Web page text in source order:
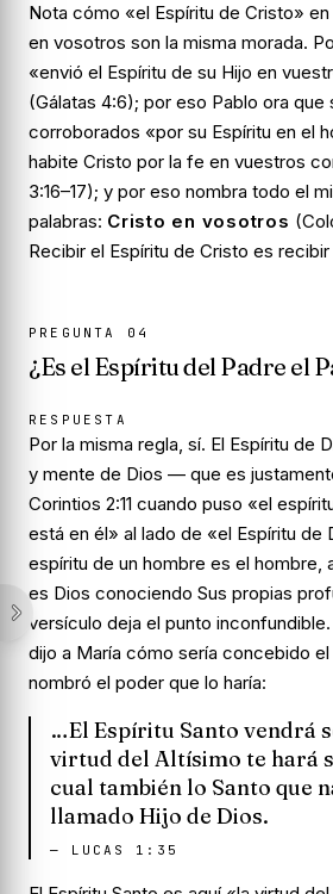
Nota cómo «el Espíritu de Cristo»
en vosotros son la misma morada.
«envió el Espíritu de su Hijo en
(Gálatas 4:6); por eso Pablo ora que
corroborados «por su Espíritu en el
habite Cristo por la fe en vuestros
3:16–17); y por eso nombra todo el
palabras: Cristo en vosotros
Recibir el Espíritu de Cristo es
PREGUNTA 04
¿Es el Espíritu del Padre el
RESPUESTA
Por la misma regla, sí. El Espíritu de
y mente de Dios — que es
Corintios 2:11 cuando puso «el
está en él» al lado de «el Espíritu de
espíritu de un hombre es el hombre,
es Dios conociendo Sus propias
versículo deja el punto
dijo a María cómo sería concebido
nombró el poder que lo haría:
…El Espíritu Santo vendrá
virtud del Altísimo te hará
cual también lo Santo que
llamado Hijo de Dios.
— LUCAS 1:35